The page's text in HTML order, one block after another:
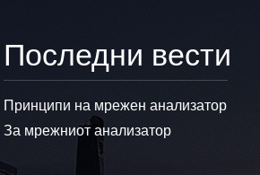
Последни вести
Принципи на мрежен анализатор
За мрежниот анализатор